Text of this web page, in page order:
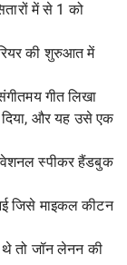
में से 1 को
की शुरुआत में
गीत लिखा
और यह उसे एक
स्पीकर हैंडबुक
जिसे माइकल कीटन
थे तो जॉन लेनन की